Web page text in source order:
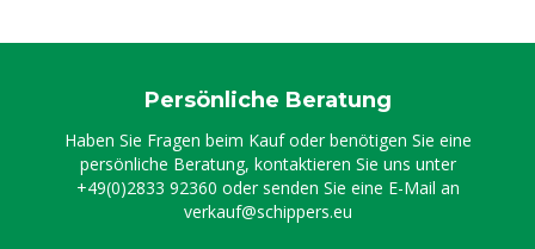
Persönliche Beratung
Haben Sie Fragen beim Kauf oder benötigen Sie eine
persönliche Beratung, kontaktieren Sie uns unter
+49(0)2833 92360 oder senden Sie eine E-Mail an
verkauf@schippers.eu